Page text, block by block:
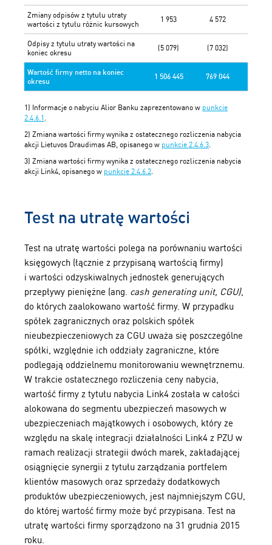
Zmiany odpisów z tytułu utraty
wartości z tytułu różnic kursowych
1 953 4 572
Odpisy z tytułu utraty wartości na
koniec okresu
(5 079) (7 032)
Wartość firmy netto na koniec
okresu
1 506 445 769 044
1) Informacje o nabyciu Alior Banku zaprezentowano w punkcie
2.4.6.1 .
2) Zmiana wartości firmy wynika z ostatecznego rozliczenia nabycia
akcji Lietuvos Draudimas AB, opisanego w punkcie 2.4.6.3.
3) Zmiana wartości firmy wynika z ostatecznego rozliczenia nabycia
akcji Link4, opisanego w punkcie 2.4.6.2.
Test na utratę wartości
Test na utratę wartości polega na porównaniu wartości
księgowych (łącznie z przypisaną wartością firmy)
i wartości odzyskiwalnych jednostek generujących
przepływy pieniężne (ang. cash generating unit, CGU),
do których zaalokowano wartość firmy. W przypadku
spółek zagranicznych oraz polskich spółek
nieubezpieczeniowych za CGU uważa się poszczególne
spółki, względnie ich oddziały zagraniczne, które
podlegają oddzielnemu monitorowaniu wewnętrznemu.
W trakcie ostatecznego rozliczenia ceny nabycia,
wartość firmy z tytułu nabycia Link4 została w całości
alokowana do segmentu ubezpieczeń masowych w
ubezpieczeniach majątkowych i osobowych, który ze
względu na skalę integracji działalności Link4 z PZU w
ramach realizacji strategii dwóch marek, zakładającej
osiągnięcie synergii z tytułu zarządzania portfelem
klientów masowych oraz sprzedaży dodatkowych
produktów ubezpieczeniowych, jest najmniejszym CGU,
do której wartość firmy może być przypisana. Test na
utratę wartości firmy sporządzono na 31 grudnia 2015
roku.